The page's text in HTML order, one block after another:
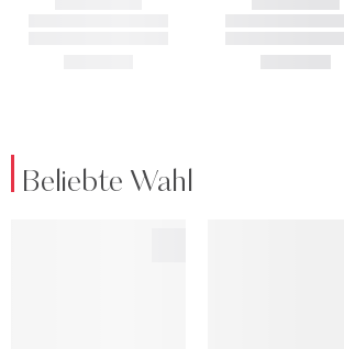
Beliebte Wahl